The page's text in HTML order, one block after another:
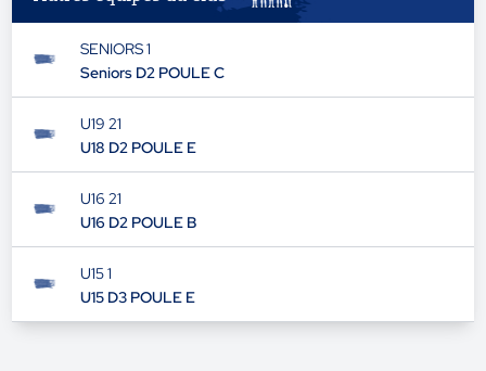
SENIORS 1
Seniors D2 POULE C
U19 21
U18 D2 POULE E
U16 21
U16 D2 POULE B
U15 1
U15 D3 POULE E